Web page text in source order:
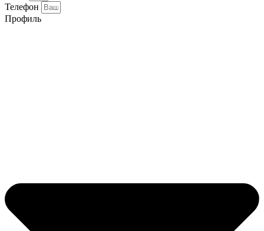
Телефон
Профиль